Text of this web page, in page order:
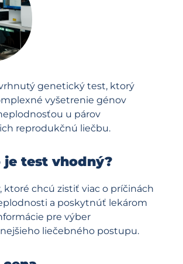
genetický test, ktorý
vyšetrenie génov
u párov
reprodukčnú liečbu.
je test vhodný?
ktoré chcú zistiť viac o príčinách
a poskytnúť lekárom
pre výber
liečebného postupu.